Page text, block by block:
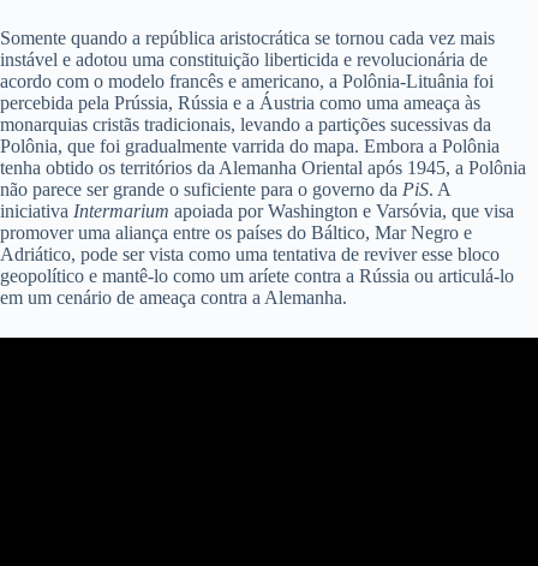
Somente quando a república aristocrática se tornou cada vez mais
instável e adotou uma constituição liberticida e revolucionária de
acordo com o modelo francês e americano, a Polônia-Lituânia foi
percebida pela Prússia, Rússia e a Áustria como uma ameaça às
monarquias cristãs tradicionais, levando a partições sucessivas da
Polônia, que foi gradualmente varrida do mapa. Embora a Polônia
tenha obtido os territórios da Alemanha Oriental após 1945, a Polônia
não parece ser grande o suficiente para o governo da PiS. A
iniciativa Intermarium apoiada por Washington e Varsóvia, que visa
promover uma aliança entre os países do Báltico, Mar Negro e
Adriático, pode ser vista como uma tentativa de reviver esse bloco
geopolítico e mantê-lo como um aríete contra a Rússia ou articulá-lo
em um cenário de ameaça contra a Alemanha.